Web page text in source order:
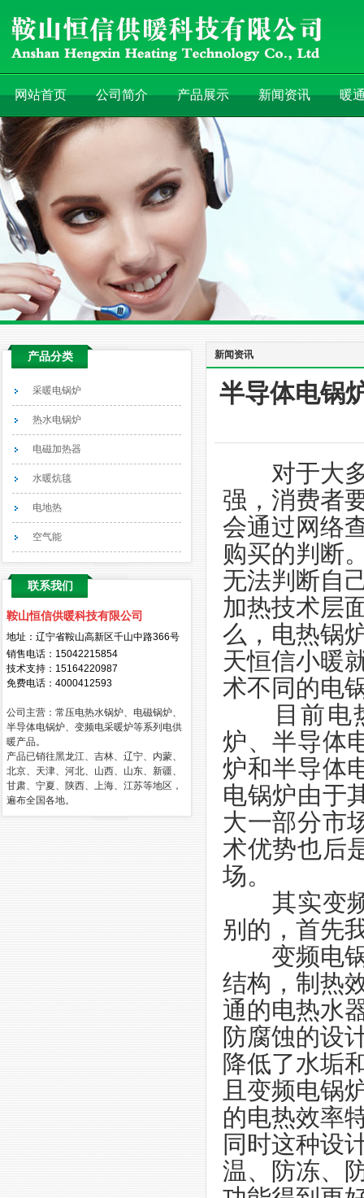
网站首页 公司简介 产品展示 新闻资讯 暖
产品分类
采暖电锅炉
热水电锅炉
电磁加热器
水暖炕毯
电地热
空气能
联系我们
鞍山恒信供暖科技有限公司
地址：辽宁省鞍山高新区千山中路366号
销售电话： 15042215854
技术支持：15164220987
免费电话：4000412593
公司主营：常压电热水锅炉、电磁锅炉、
半导体电锅炉、变频电采暖炉等系列电供
暖产品。
产品已销往黑龙江、吉林、辽宁、内蒙、
北京、天津、河北、山西、山东、新疆、
甘肃、宁夏、陕西、上海、江苏等地区，
遍布全国各地。
新闻资讯
半导体电锅
对于大多
强，消费者
会通过网络
购买的判断
无法判断自
加热技术层
么，电热锅
天恒信小暖
术不同的电
目前电热
炉、半导体
炉和半导体
电锅炉由于
大一部分市
术优势也后
场。
其实变频
别的，首先
变频电锅
结构，制热
通的电热水
防腐蚀的设
降低了水垢
且变频电锅
的电热效率
同时这种设
温、防冻、